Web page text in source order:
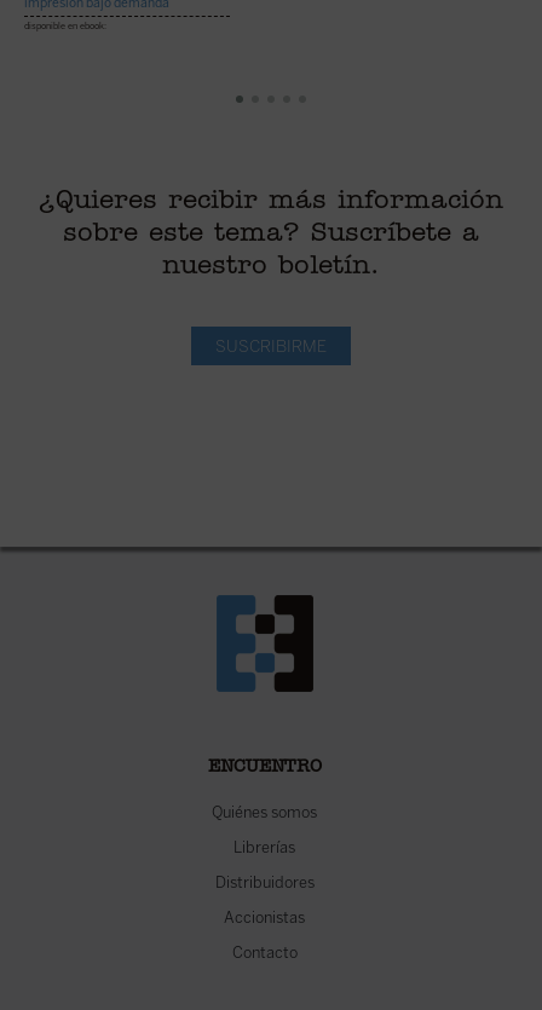
disponible en ebook:
¿Quieres recibir más información
sobre este tema? Suscríbete a
nuestro boletín.
SUSCRIBIRME
ENCUENTRO
Quiénes somos
Librerías
Distribuidores
Accionistas
Contacto